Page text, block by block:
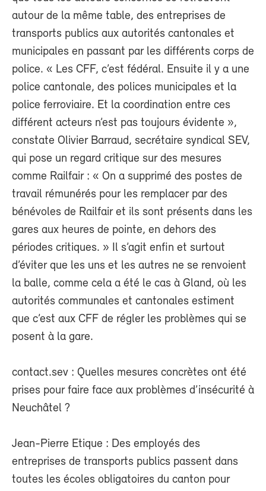
autour de la même table, des entreprises de
transports publics aux autorités cantonales et
municipales en passant par les différents corps de
police. « Les CFF, c’est fédéral. Ensuite il y a une
police cantonale, des polices municipales et la
police ferroviaire. Et la coordination entre ces
différent acteurs n’est pas toujours évidente »,
constate Olivier Barraud, secrétaire syndical SEV,
qui pose un regard critique sur des mesures
comme Railfair : « On a supprimé des postes de
travail rémunérés pour les remplacer par des
bénévoles de Railfair et ils sont présents dans les
gares aux heures de pointe, en dehors des
périodes critiques. » Il s’agit enfin et surtout
d’éviter que les uns et les autres ne se renvoient
la balle, comme cela a été le cas à Gland, où les
autorités communales et cantonales estiment
que c’est aux CFF de régler les problèmes qui se
posent à la gare.
contact.sev : Quelles mesures concrètes ont été
prises pour faire face aux problèmes d’insécurité à
Neuchâtel ?
Jean-Pierre Etique : Des employés des
entreprises de transports publics passent dans
toutes les écoles obligatoires du canton pour